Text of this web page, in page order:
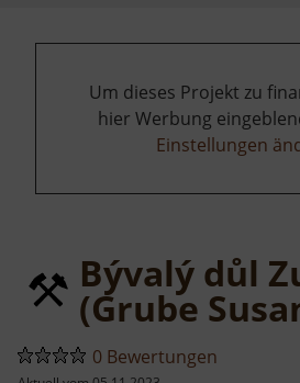
Um dieses Projekt zu
hier Werbung
Einstellungen
Bývalý důl
(Grube
0 Bewertungen